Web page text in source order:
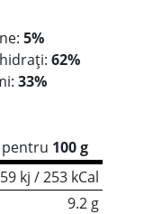
5%
62%
33%
100 g
kj / 253 kCal
9.2 g